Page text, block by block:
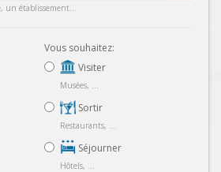
un établissement...
Vous souhaitez:
Visiter
Musées, ...
Sortir
Restaurants, ...
Séjourner
Hôtels, ...